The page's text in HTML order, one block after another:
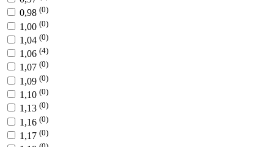
0,98 (0)
1,00 (0)
1,04 (0)
1,06 (4)
1,07 (0)
1,09 (0)
1,10 (0)
1,13 (0)
1,16 (0)
1,17 (0)